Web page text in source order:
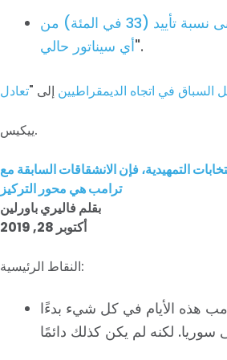
لديه أدنى نسبة تأييد (33 في المئة) من
أي سيناتور حالي".
السباق في اتجاه الديمقراطيين إلى "تعادل
ييكيس.
التمهيدية، فإن الانشقاقات السابقة مع
ترامب هي محور التركيز
بقلم فاليري باورلين
أكتوبر 28, 2019
النقاط الرئيسية:
هذه الأيام في كل شيء بدءًا